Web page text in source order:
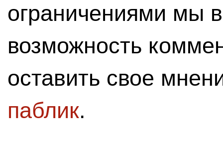
ограничениями мы
возможность
оставить свое
паблик.